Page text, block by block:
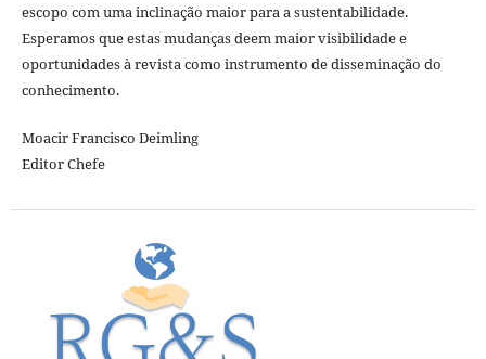
escopo com uma inclinação maior para a sustentabilidade.
Esperamos que estas mudanças deem maior visibilidade e
oportunidades à revista como instrumento de disseminação do
conhecimento.
Moacir Francisco Deimling
Editor Chefe